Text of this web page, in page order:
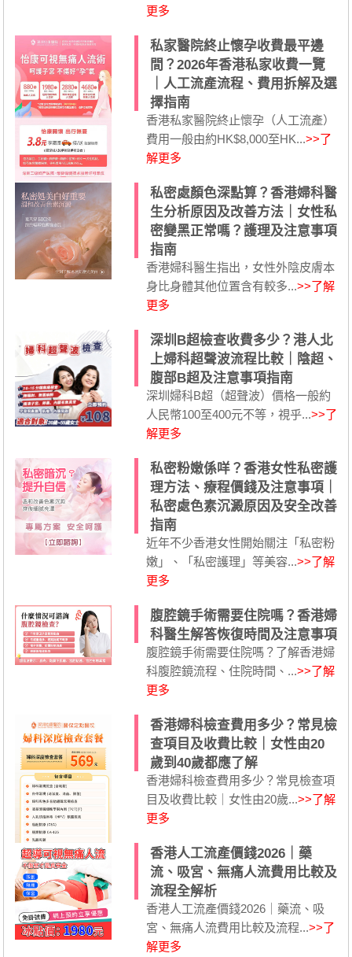
更多
私家醫院終止懷孕收費最平邊
間？2026年香港私家收費一覽
｜人工流產流程、費用拆解及選
擇指南
香港私家醫院終止懷孕（人工流產）
費用一般由約HK$8,000至HK...>>了
解更多
私密處顏色深點算？香港婦科醫
生分析原因及改善方法｜女性私
密變黑正常嗎？護理及注意事項
指南
香港婦科醫生指出，女性外陰皮膚本
身比身體其他位置含有較多...>>了解
更多
深圳B超檢查收費多少？港人北
上婦科超聲波流程比較｜陰超、
腹部B超及注意事項指南
深圳婦科B超（超聲波）價格一般約
人民幣100至400元不等，視乎...>>了
解更多
私密粉嫩係咩？香港女性私密護
理方法、療程價錢及注意事項｜
私密處色素沉澱原因及安全改善
指南
近年不少香港女性開始關注「私密粉
嫩」、「私密護理」等美容...>>了解
更多
腹腔鏡手術需要住院嗎？香港婦
科醫生解答恢復時間及注意事項
腹腔鏡手術需要住院嗎？了解香港婦
科腹腔鏡流程、住院時間、...>>了解
更多
香港婦科檢查費用多少？常見檢
查項目及收費比較｜女性由20
歲到40歲都應了解
香港婦科檢查費用多少？常見檢查項
目及收費比較｜女性由20歲...>>了解
更多
香港人工流產價錢2026｜藥
流、吸宮、無痛人流費用比較及
流程全解析
香港人工流產價錢2026｜藥流、吸
宮、無痛人流費用比較及流程...>>了
解更多